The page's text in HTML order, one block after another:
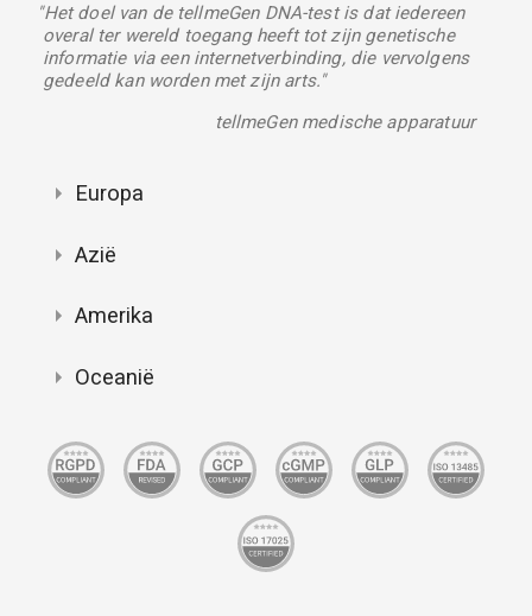
"Het doel van de tellmeGen DNA-test is dat iedereen
overal ter wereld toegang heeft tot zijn genetische
informatie via een internetverbinding, die vervolgens
gedeeld kan worden met zijn arts."
tellmeGen medische apparatuur
Europa
Azië
Amerika
Oceanië